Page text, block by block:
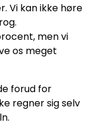
Vi kan ikke høre
men vi
os meget
forud for
regner sig selv